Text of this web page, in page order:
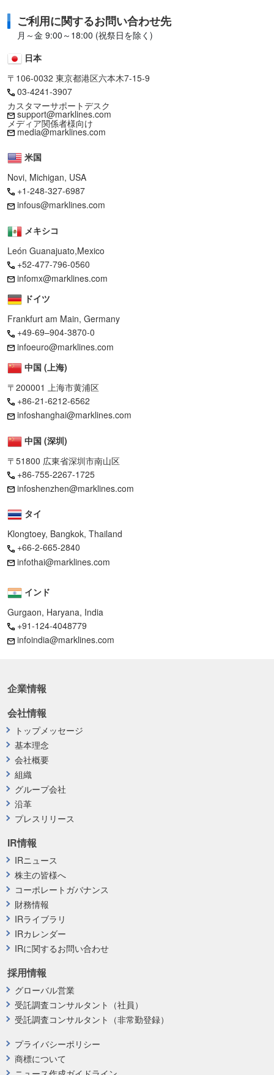
ご利用に関するお問い合わせ先
月～金 9:00～18:00 (祝祭日を除く)
日本
〒106-0032 東京都港区六本木7-15-9
03-4241-3907
カスタマーサポートデスク
support@marklines.com
メディア関係者様向け
media@marklines.com
米国
Novi, Michigan, USA
+1-248-327-6987
infous@marklines.com
メキシコ
León Guanajuato,Mexico
+52-477-796-0560
infomx@marklines.com
ドイツ
Frankfurt am Main, Germany
+49-69–904-3870-0
infoeuro@marklines.com
中国 (上海)
〒200001 上海市黄浦区
+86-21-6212-6562
infoshanghai@marklines.com
中国 (深圳)
〒51800 広東省深圳市南山区
+86-755-2267-1725
infoshenzhen@marklines.com
タイ
Klongtoey, Bangkok, Thailand
+66-2-665-2840
infothai@marklines.com
インド
Gurgaon, Haryana, India
+91-124-4048779
infoindia@marklines.com
企業情報
プライバシーポリシー
商標について
採用情報
グローバル営業
受託調査コンサルタント（社員）
受託調査コンサルタント（非常勤登録）
会社情報
トップメッセージ
基本理念
会社概要
組織
グループ会社
沿革
プレスリリース
IR情報
IRニュース
株主の皆様へ
コーポレートガバナンス
財務情報
IRライブラリ
IRカレンダー
IRに関するお問い合わせ